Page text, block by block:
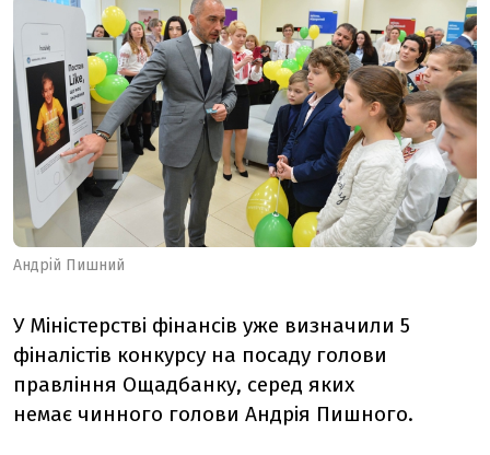
Андрій Пишний
У Міністерстві фінансів уже визначили 5
фіналістів конкурсу на посаду голови
правління Ощадбанку, серед яких
немає чинного голови Андрія Пишного.